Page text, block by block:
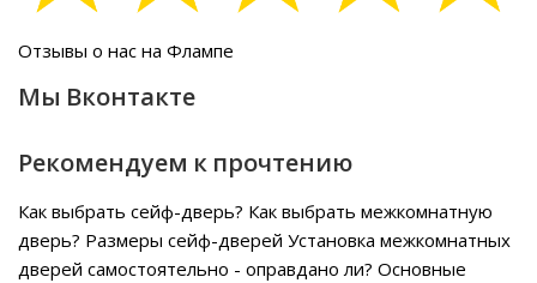
Отзывы о нас на Флампе
Мы Вконтакте
Рекомендуем к прочтению
Как выбрать сейф-дверь? Как выбрать межкомнатную
дверь? Размеры сейф-дверей Установка межкомнатных
дверей самостоятельно - оправдано ли? Основные